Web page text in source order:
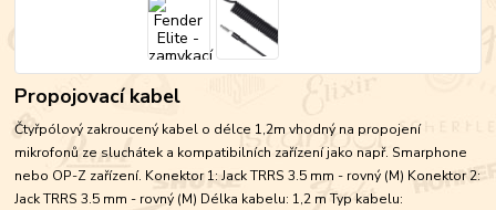
Propojovací kabel
Čtyřpólový zakroucený kabel o délce 1,2m vhodný na propojení
mikrofonů ze sluchátek a kompatibilních zařízení jako např. Smarphone
nebo OP-Z zařízení. Konektor 1: Jack TRRS 3.5 mm - rovný (M) Konektor 2:
Jack TRRS 3.5 mm - rovný (M) Délka kabelu: 1,2 m Typ kabelu: